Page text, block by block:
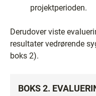
projektperioden.
Derudover viste
resultater vedrørende
boks 2).
BOKS 2.